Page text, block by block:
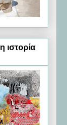
ιστορία